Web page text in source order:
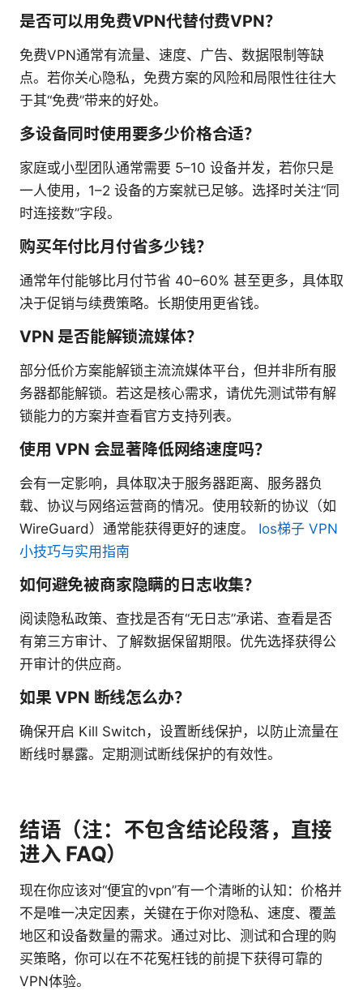
是否可以用免费VPN代替付费VPN？
免费VPN通常有流量、速度、广告、数据限制等缺
点。若你关心隐私，免费方案的风险和局限性往往大
于其“免费”带来的好处。
多设备同时使用要多少价格合适？
家庭或小型团队通常需要 5–10 设备并发，若你只是
一人使用，1–2 设备的方案就已足够。选择时关注“同
时连接数”字段。
购买年付比月付省多少钱？
通常年付能够比月付节省 40–60% 甚至更多，具体取
决于促销与续费策略。长期使用更省钱。
VPN 是否能解锁流媒体？
部分低价方案能解锁主流流媒体平台，但并非所有服
务器都能解锁。若这是核心需求，请优先测试带有解
锁能力的方案并查看官方支持列表。
使用 VPN 会显著降低网络速度吗？
会有一定影响，具体取决于服务器距离、服务器负
载、协议与网络运营商的情况。使用较新的协议（如
WireGuard）通常能获得更好的速度。 Ios梯子 VPN
小技巧与实用指南
如何避免被商家隐瞒的日志收集？
阅读隐私政策、查找是否有“无日志”承诺、查看是否
有第三方审计、了解数据保留期限。优先选择获得公
开审计的供应商。
如果 VPN 断线怎么办？
确保开启 Kill Switch，设置断线保护，以防止流量在
断线时暴露。定期测试断线保护的有效性。
结语（注：不包含结论段落，直接
进入 FAQ）
现在你应该对“便宜的vpn”有一个清晰的认知：价格并
不是唯一决定因素，关键在于你对隐私、速度、覆盖
地区和设备数量的需求。通过对比、测试和合理的购
买策略，你可以在不花冤枉钱的前提下获得可靠的
VPN体验。